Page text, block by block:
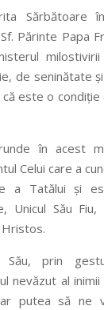
Sărbătoare
Părinte Papa
de seninătate
este o
în acest
Celui care a
a Tatălui și
Unicul Său
Său, prin
nevăzut al
putea să ne